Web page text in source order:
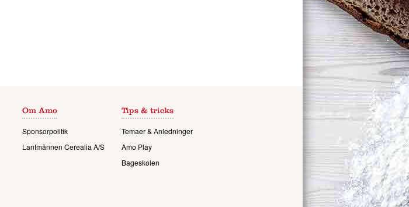
Om Amo
Sponsorpolitik
Lantmännen Cerealia A/S
Tips & tricks
Temaer & Anledninger
Amo Play
Bageskolen